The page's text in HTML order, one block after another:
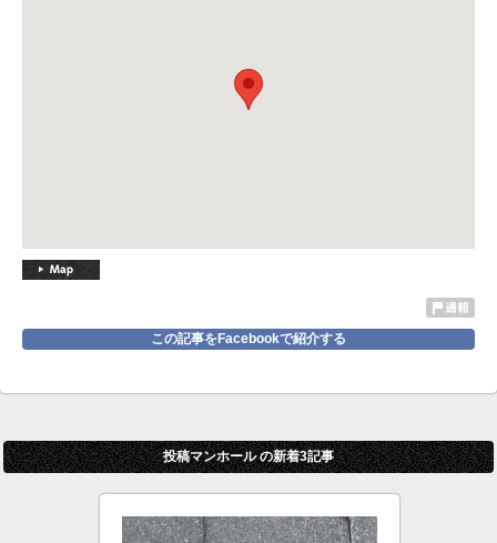
この記事をFacebookで紹介する
投稿マンホール の新着3記事